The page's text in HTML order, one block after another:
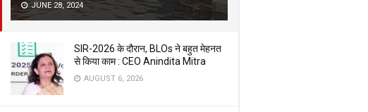
JUNE 28, 2024
SIR-2026 के दौरान, BLOs ने बहुत मेहनत
से किया काम : CEO Anindita Mitra
AUGUST 6, 2026